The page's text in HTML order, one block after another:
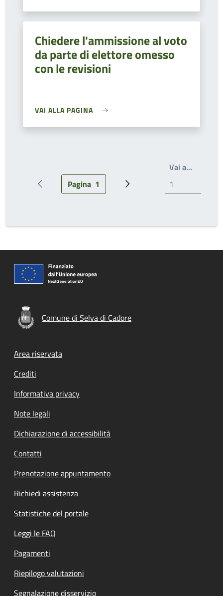
Chiedere l'ammissione al voto
da parte di elettore omesso
con le revisioni
VAI ALLA PAGINA
Previous pageCurrent page
Pagina 1 Next page
Vai a…
Comune di Selva di Cadore
Footer menu
Area riservata
Crediti
Informativa privacy
Note legali
Dichiarazione di accessibilità
Contatti
Prenotazione appuntamento
Richiedi assistenza
Statistiche del portale
Leggi le FAQ
Pagamenti
Riepilogo valutazioni
Segnalazione disservizio